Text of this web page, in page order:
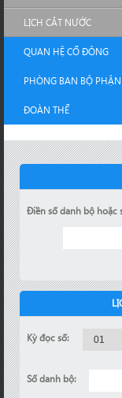
LỊCH CẮT NƯỚC
QUAN HỆ CỔ ĐÔNG
PHÒNG BAN BỘ PHẬN
ĐOÀN THỂ
Điền số danh bộ hoặc
Kỳ đọc số:
Số danh bộ: